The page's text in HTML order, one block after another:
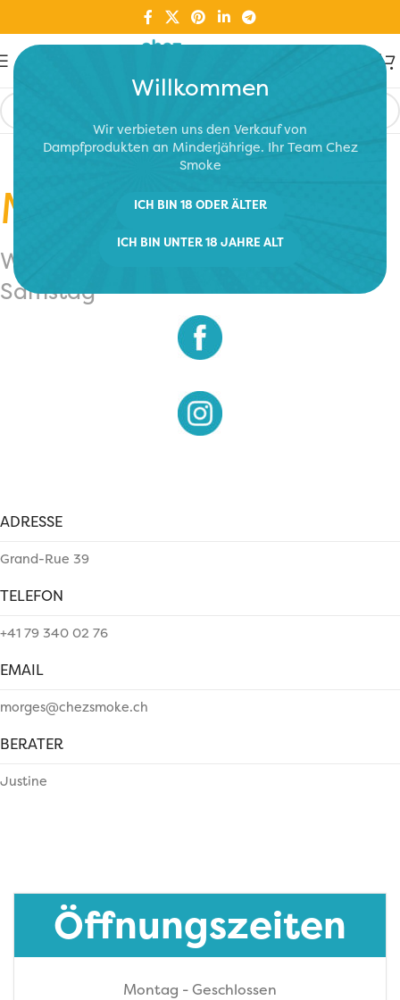
Willkommen
Wir verbieten uns den Verkauf von
Dampfprodukten an Minderjährige. Ihr Team Chez
Smoke
ICH BIN 18 ODER ÄLTER
ICH BIN UNTER 18 JAHRE ALT
Morges
Wir begrüssen Sie von Dienstag bis
Samstag
ADRESSE
Grand-Rue 39
TELEFON
+41 79 340 02 76
EMAIL
morges@chezsmoke.ch
BERATER
Justine
Öffnungszeiten
Montag - Geschlossen